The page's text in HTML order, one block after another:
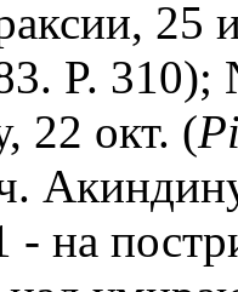
25
P.
22 окт. (
на